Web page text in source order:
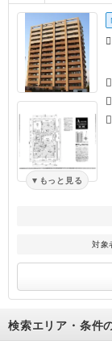
もっと見る
対象
検索エリア・条件